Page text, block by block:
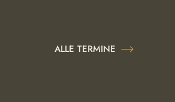
ALLE TERMINE